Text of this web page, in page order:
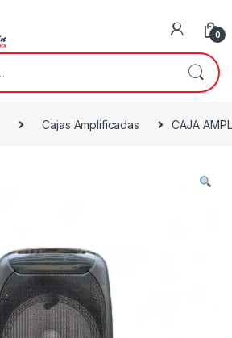
0
Cajas Amplificadas CAJA